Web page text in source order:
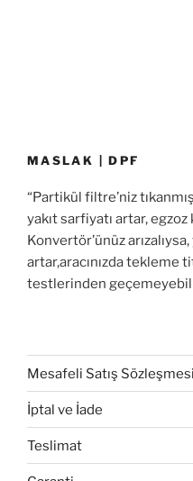
MASLAK | DPF
“Partikül filtre’niz
yakıt sarfiyatı artar,
Konvertör’ünüz
artar,aracınızda tekleme
testlerinden
Mesafeli Satış Sözleşmesi
İptal ve İade
Teslimat